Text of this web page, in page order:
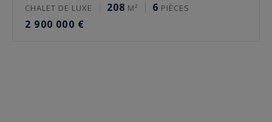
CHALET DE LUXE 208 M² 6 PIÈCES
2 900 000 €